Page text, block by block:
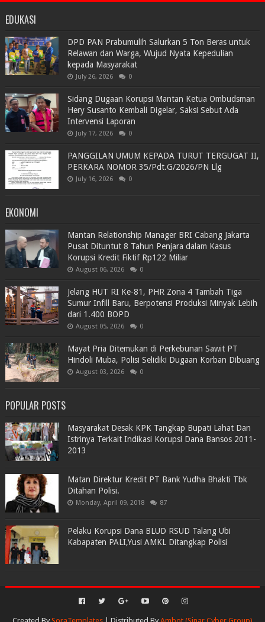
EDUKASI
DPD PAN Prabumulih Salurkan 5 Ton Beras untuk
Relawan dan Warga, Wujud Nyata Kepedulian
kepada Masyarakat
July 26, 2026 0
Sidang Dugaan Korupsi Mantan Ketua Ombudsman
Hery Susanto Kembali Digelar, Saksi Sebut Ada
Intervensi Laporan
July 17, 2026 0
PANGGILAN UMUM KEPADA TURUT TERGUGAT II,
PERKARA NOMOR 35/Pdt.G/2026/PN Llg
July 16, 2026 0
EKONOMI
Mantan Relationship Manager BRI Cabang Jakarta
Pusat Dituntut 8 Tahun Penjara dalam Kasus
Korupsi Kredit Fiktif Rp122 Miliar
August 06, 2026 0
Jelang HUT RI Ke-81, PHR Zona 4 Tambah Tiga
Sumur Infill Baru, Berpotensi Produksi Minyak Lebih
dari 1.400 BOPD
August 05, 2026 0
Mayat Pria Ditemukan di Perkebunan Sawit PT
Hindoli Muba, Polisi Selidiki Dugaan Korban Dibuang
August 03, 2026 0
POPULAR POSTS
Masyarakat Desak KPK Tangkap Bupati Lahat Dan
Istrinya Terkait Indikasi Korupsi Dana Bansos 2011-
2013
Matan Direktur Kredit PT Bank Yudha Bhakti Tbk
Ditahan Polisi.
Monday, April 09, 2018 87
Pelaku Korupsi Dana BLUD RSUD Talang Ubi
Kabapaten PALI,Yusi AMKL Ditangkap Polisi